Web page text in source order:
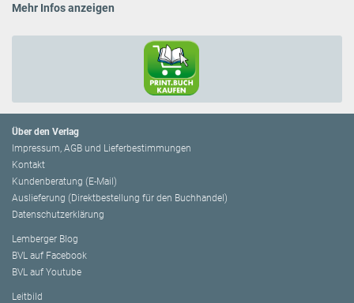
Mehr Infos anzeigen
Über den Verlag
Impressum, AGB und Lieferbestimmungen
Kontakt
Kundenberatung (E-Mail)
Auslieferung (Direktbestellung für den Buchhandel)
Datenschutzerklärung
Lemberger Blog
BVL auf Facebook
BVL auf Youtube
Leitbild